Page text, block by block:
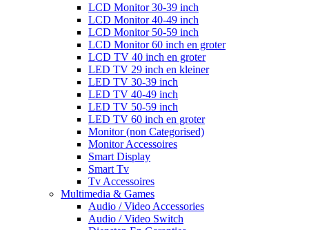
LCD Monitor 30-39 inch
LCD Monitor 40-49 inch
LCD Monitor 50-59 inch
LCD Monitor 60 inch en groter
LCD TV 40 inch en groter
LED TV 29 inch en kleiner
LED TV 30-39 inch
LED TV 40-49 inch
LED TV 50-59 inch
LED TV 60 inch en groter
Monitor (non Categorised)
Monitor Accessoires
Smart Display
Smart Tv
Tv Accessoires
Multimedia & Games
Audio / Video Accessories
Audio / Video Switch